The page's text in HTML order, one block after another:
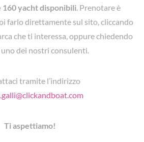
yacht disponibili. Prenotare è
farlo direttamente sul sito, cliccando
che ti interessa, oppure chiedendo
dei nostri consulenti.
tramite l’indirizzo
Ti aspettiamo!